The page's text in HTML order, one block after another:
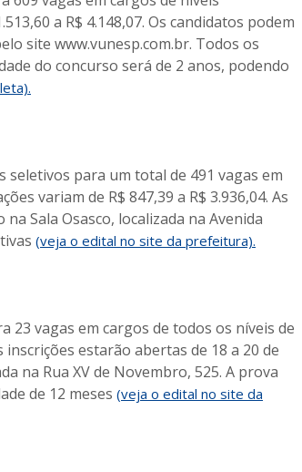
a R$ 4.148,07. Os candidatos podem
site www.vunesp.com.br. Todos os
do concurso será de 2 anos, podendo
seletivos para um total de 491 vagas em
variam de R$ 847,39 a R$ 3.936,04. As
Sala Osasco, localizada na Avenida
(veja o edital no site da prefeitura).
23 vagas em cargos de todos os níveis de
inscrições estarão abertas de 18 a 20 de
na Rua XV de Novembro, 525. A prova
de 12 meses (veja o edital no site da